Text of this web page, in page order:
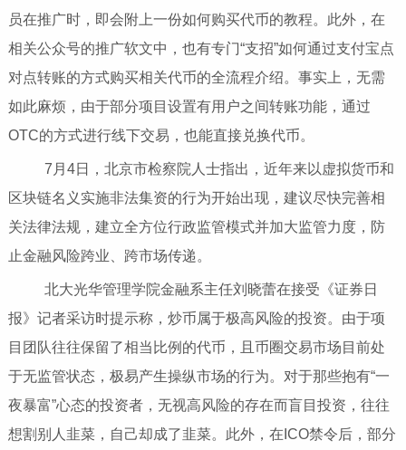
员在推广时，即会附上一份如何购买代币的教程。此外，在
相关公众号的推广软文中，也有专门“支招”如何通过支付宝点
对点转账的方式购买相关代币的全流程介绍。事实上，无需
如此麻烦，由于部分项目设置有用户之间转账功能，通过
OTC的方式进行线下交易，也能直接兑换代币。
7月4日，北京市检察院人士指出，近年来以虚拟货币和
区块链名义实施非法集资的行为开始出现，建议尽快完善相
关法律法规，建立全方位行政监管模式并加大监管力度，防
止金融风险跨业、跨市场传递。
北大光华管理学院金融系主任刘晓蕾在接受《证券日
报》记者采访时提示称，炒币属于极高风险的投资。由于项
目团队往往保留了相当比例的代币，且币圈交易市场目前处
于无监管状态，极易产生操纵市场的行为。对于那些抱有“一
夜暴富”心态的投资者，无视高风险的存在而盲目投资，往往
想割别人韭菜，自己却成了韭菜。此外，在ICO禁令后，部分